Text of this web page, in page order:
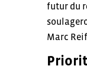
futur du
Marc